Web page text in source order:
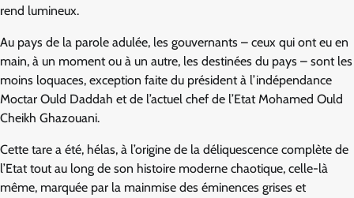
rend lumineux.
Au pays de la parole adulée, les gouvernants – ceux qui ont eu en
main, à un moment ou à un autre, les destinées du pays – sont les
moins loquaces, exception faite du président à l’indépendance
Moctar Ould Daddah et de l’actuel chef de l’Etat Mohamed Ould
Cheikh Ghazouani.
Cette tare a été, hélas, à l’origine de la déliquescence complète de
l’Etat tout au long de son histoire moderne chaotique, celle-là
même, marquée par la mainmise des éminences grises et